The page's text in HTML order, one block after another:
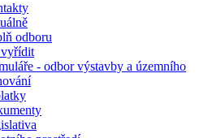
odboru
vyřídit
- odbor výstavby a územního